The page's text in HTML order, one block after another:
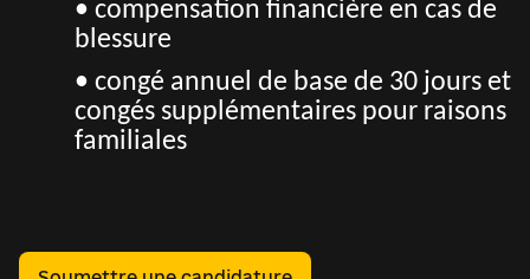
• compensation financière en cas de
blessure
• congé annuel de base de 30 jours et
congés supplémentaires pour raisons
familiales